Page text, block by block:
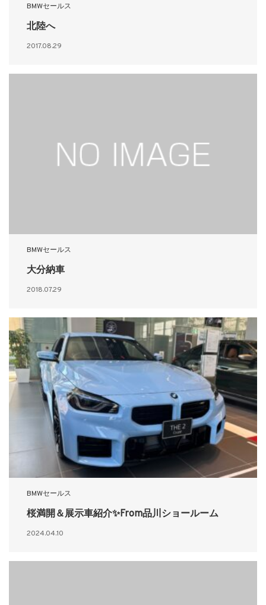
BMWセールス
北陸へ
2017.08.29
BMWセールス
大分納車
2018.07.29
BMWセールス
桜満開＆展示車紹介✨From品川ショールーム
2024.04.10